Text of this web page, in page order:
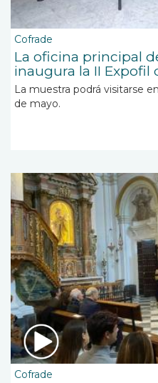
Cofrade
La oficina principal
inaugura la II Expofil
La muestra podrá visitarse
de mayo.
Cofrade